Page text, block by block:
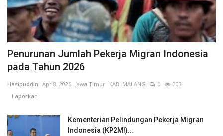
Penurunan Jumlah Pekerja Migran Indonesia
pada Tahun 2026
Hasipuddin Apr 8, 2026 Jawa Timur KAB. MALANG 0
203
Laporkan
Kementerian Pelindungan Pekerja Migran
Indonesia (KP2MI)...